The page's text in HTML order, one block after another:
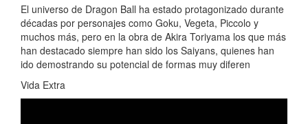
El universo de Dragon Ball ha estado protagonizado durante
décadas por personajes como Goku, Vegeta, Piccolo y
muchos más, pero en la obra de Akira Toriyama los que más
han destacado siempre han sido los Saiyans, quienes han
ido demostrando su potencial de formas muy diferen
Vida Extra